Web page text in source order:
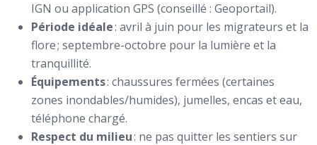
IGN ou application GPS (conseillé : Geoportail).
Période idéale: avril à juin pour les migrateurs et la
flore ; septembre-octobre pour la lumière et la
tranquillité.
Équipements: chaussures fermées (certaines
zones inondables/humides), jumelles, encas et eau,
téléphone chargé.
Respect du milieu: ne pas quitter les sentiers sur